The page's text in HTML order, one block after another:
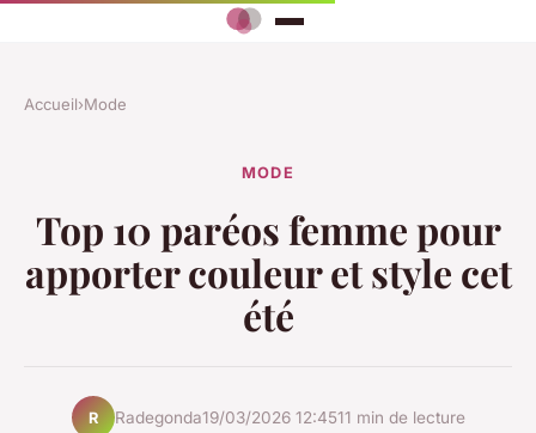
Accueil›Mode
MODE
Top 10 paréos femme pour
apporter couleur et style cet
été
R Radegonda19/03/2026 12:4511 min de lecture